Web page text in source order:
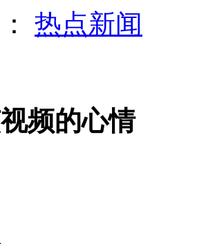
医生回应
热点新闻
频的心情